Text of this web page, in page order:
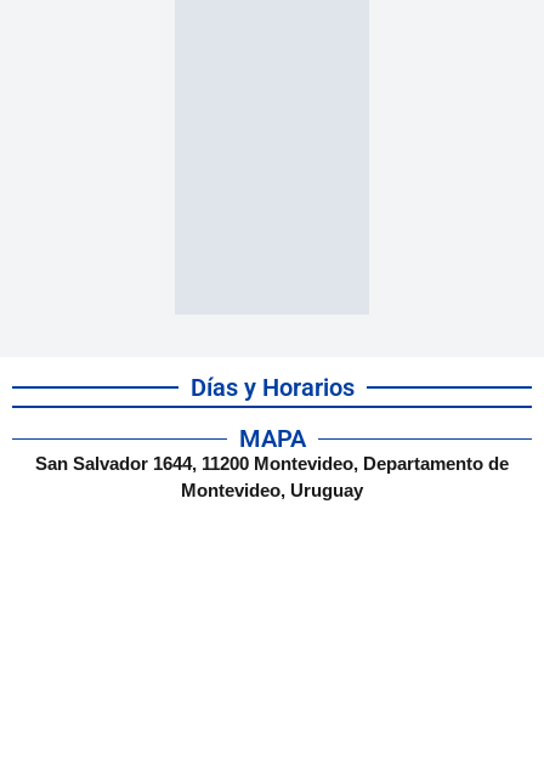
Días y Horarios
MAPA
San Salvador 1644, 11200 Montevideo, Departamento de
Montevideo, Uruguay